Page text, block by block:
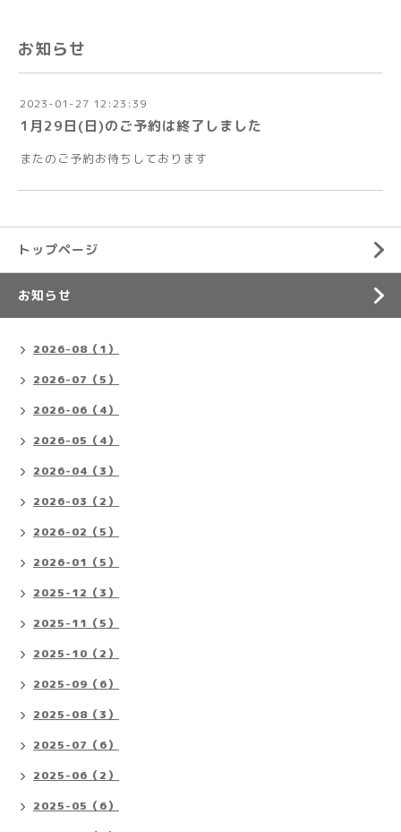
お知らせ
2023-01-27 12:23:39
1月29日(日)のご予約は終了しました
またのご予約お待ちしております
トップページ
お知らせ
2026-08（1）
2026-07（5）
2026-06（4）
2026-05（4）
2026-04（3）
2026-03（2）
2026-02（5）
2026-01（5）
2025-12（3）
2025-11（5）
2025-10（2）
2025-09（6）
2025-08（3）
2025-07（6）
2025-06（2）
2025-05（6）